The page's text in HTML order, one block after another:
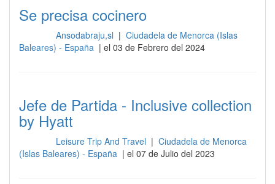
Se precisa cocinero
Ansodabraju,sl | Ciudadela de Menorca (Islas
Baleares) - España | el 03 de Febrero del 2024
Jefe de Partida - Inclusive collection
by Hyatt
Leisure Trip And Travel | Ciudadela de Menorca
(Islas Baleares) - España | el 07 de Julio del 2023